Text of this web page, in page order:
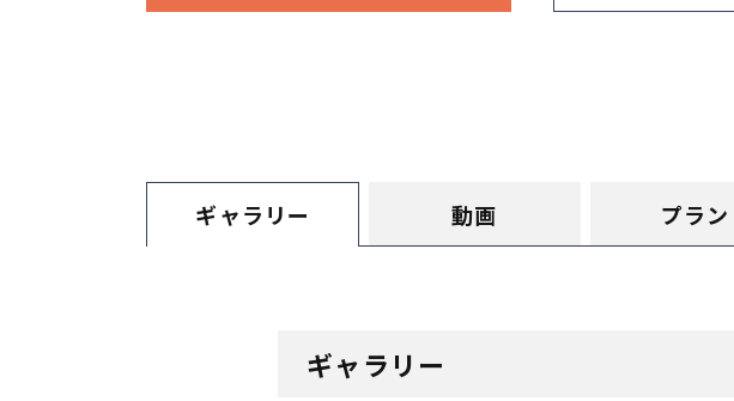
長期優良住宅
ギャラリー 動画 プラン
ギャラリー